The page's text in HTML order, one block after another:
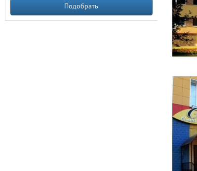
Подобрать